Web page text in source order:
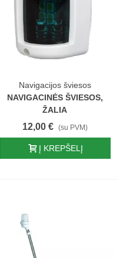
Navigacijos šviesos
NAVIGACINĖS ŠVIESOS,
ŽALIA
12,00 € (su PVM)
Į KREPŠELĮ